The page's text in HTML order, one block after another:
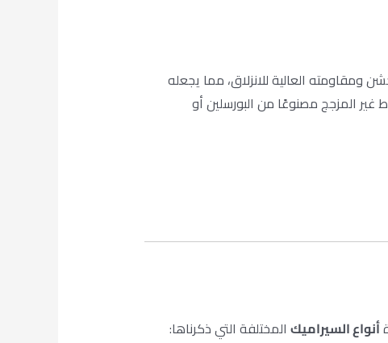
ومقاومته العالية للانزلاق، مما يجعله
غير المزجج مصنوعًا من البورسلين أو
أنواع السيراميكالمختلفة التي ذكرناها: